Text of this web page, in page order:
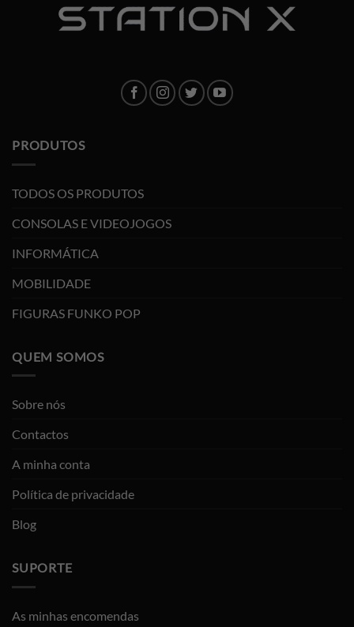
PRODUTOS
TODOS OS PRODUTOS
CONSOLAS E VIDEOJOGOS
INFORMÁTICA
MOBILIDADE
FIGURAS FUNKO POP
QUEM SOMOS
Sobre nós
Contactos
A minha conta
Política de privacidade
Blog
SUPORTE
As minhas encomendas